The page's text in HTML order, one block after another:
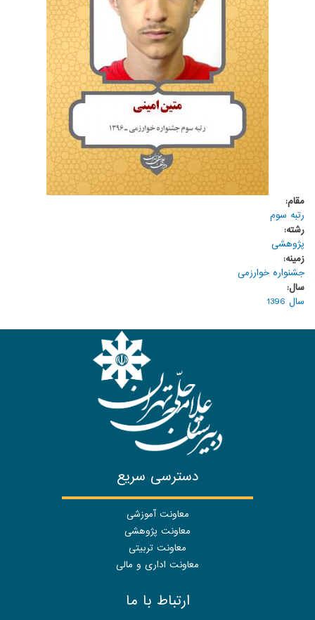
مقام:
رتبه سوم
رشته:
پژوهشی
زمینه:
جشنواره خوارزمی
سال:
سال 1396
دسترسی سریع
معاونت آموزشی
معاونت پژوهشی
معاونت تربیتی
معاونت اداری و مالی
ارتباط با ما